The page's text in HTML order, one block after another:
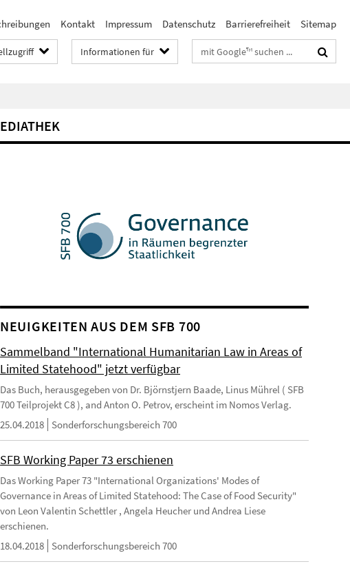
Kontakt Impressum Datenschutz Barrierefreiheit Sitemap
Informationen für Suchbegriffe
NEUIGKEITEN AUS DEM SFB 700
Sammelband "International Humanitarian Law in Areas of
Limited Statehood" jetzt verfügbar
Das Buch, herausgegeben von Dr. Björnstjern Baade, Linus Mührel ( SFB
700 Teilprojekt C8 ), and Anton O. Petrov, erscheint im Nomos Verlag.
25.04.2018
Sonderforschungsbereich 700
SFB Working Paper 73 erschienen
Das Working Paper 73 "International Organizations' Modes of
Governance in Areas of Limited Statehood: The Case of Food Security"
von Leon Valentin Schettler , Angela Heucher und Andrea Liese
erschienen.
18.04.2018
Sonderforschungsbereich 700